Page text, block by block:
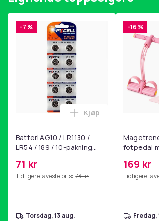
-7 %
Batteri AG10 / LR1130 /
LR54 / 189 / 10-pakning
71 kr
Tidligere laveste pris: 76 kr
Legg Batteri AG10 /
Kjøp
torsdag, 13 aug.
-16 %
fotpedal
yoga og
169 kr
Tidligere
fredag,